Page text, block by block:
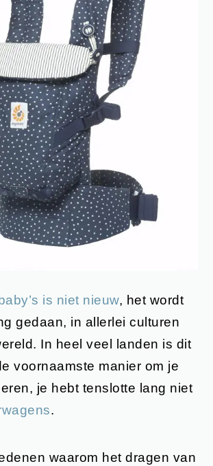
is niet nieuw, het wordt
gedaan, in allerlei culturen
In heel veel landen is dit
voornaamste manier om je
je hebt tenslotte lang niet
.
waarom het dragen van